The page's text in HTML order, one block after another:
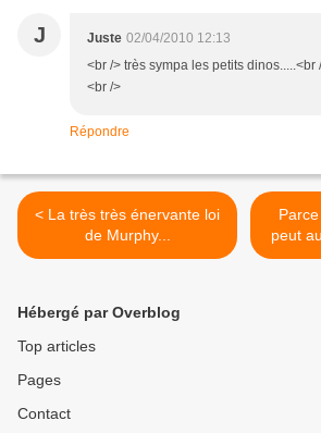
J Juste 02/04/2010 12:13
<br /> très sympa les petits dinos.....<br
<br />
Répondre
< La très très énervante loi
de Murphy...
Hébergé par Overblog
Top articles
Pages
Contact